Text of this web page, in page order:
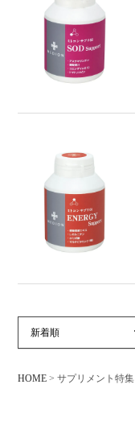
価格が安い順
価格が高い順
新着順
人気順
HOME サプリメント特集